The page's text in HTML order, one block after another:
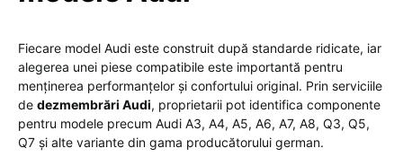
Fiecare model Audi este construit după standarde ridicate, iar
alegerea unei piese compatibile este importantă pentru
menținerea performanțelor și confortului original. Prin serviciile
de dezmembrări Audi, proprietarii pot identifica componente
pentru modele precum Audi A3, A4, A5, A6, A7, A8, Q3, Q5,
Q7 și alte variante din gama producătorului german.